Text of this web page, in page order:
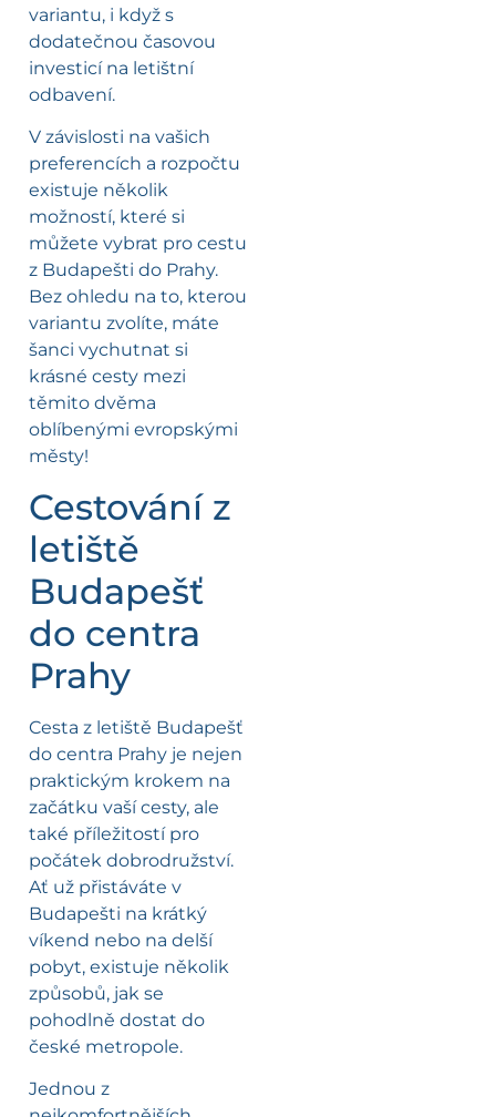
variantu, i když s
dodatečnou časovou
investicí na letištní
odbavení.
V závislosti na vašich
preferencích a rozpočtu
existuje několik
možností, které si
můžete vybrat pro cestu
z Budapešti do Prahy.
Bez ohledu na to, kterou
variantu zvolíte, máte
šanci vychutnat si
krásné cesty mezi
těmito dvěma
oblíbenými evropskými
městy!
Cestování z
letiště
Budapešť
do centra
Prahy
Cesta z letiště Budapešť
do centra Prahy je nejen
praktickým krokem na
začátku vaší cesty, ale
také příležitostí pro
počátek dobrodružství.
Ať už přistáváte v
Budapešti na krátký
víkend nebo na delší
pobyt, existuje několik
způsobů, jak se
pohodlně dostat do
české metropole.
Jednou z